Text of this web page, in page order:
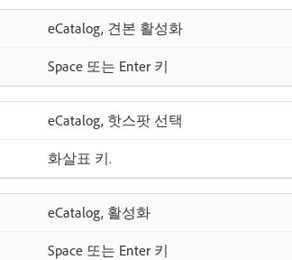
eCatalog, 견본 활성화
Space 또는 Enter 키
eCatalog, 핫스팟 선택
화살표 키.
eCatalog, 활성화
Space 또는 Enter 키